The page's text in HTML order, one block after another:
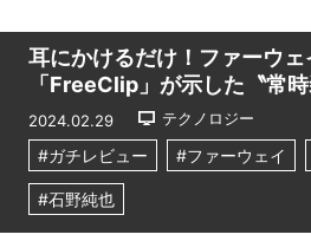
耳にかけるだけ！ファーウ
「FreeClip」が示した〝常
2024.02.29 テクノロジー
#ガチレビュー #ファーウェイ
#石野純也